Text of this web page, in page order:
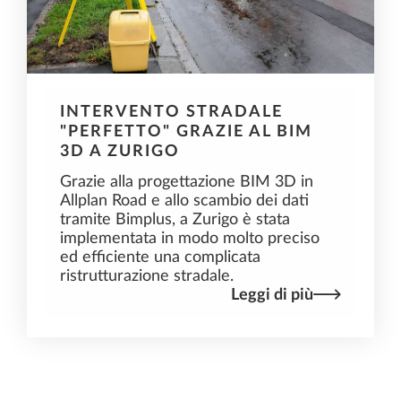
INTERVENTO STRADALE
"PERFETTO" GRAZIE AL BIM
3D A ZURIGO
Grazie alla progettazione BIM 3D in
Allplan Road e allo scambio dei dati
tramite Bimplus, a Zurigo è stata
implementata in modo molto preciso
ed efficiente una complicata
ristrutturazione stradale.
Leggi di più